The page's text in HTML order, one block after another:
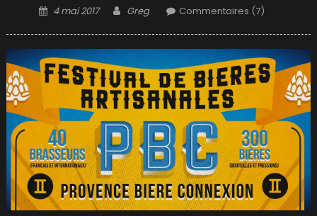
Posted
4 mai 2017 Author
Greg Commentaires (7)